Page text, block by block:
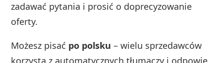
zadawać pytania i prosić o doprecyzowanie
oferty.
Możesz pisać po polsku – wielu sprzedawców